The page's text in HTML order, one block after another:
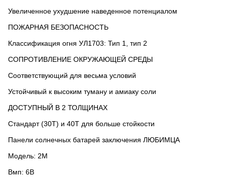
Увеличенное ухудшение наведенное потенциалом
ПОЖАРНАЯ БЕЗОПАСНОСТЬ
Классификация огня УЛ1703: Тип 1, тип 2
СОПРОТИВЛЕНИЕ ОКРУЖАЮЩЕЙ СРЕДЫ
Соответствующий для весьма условий
Устойчивый к высоким туману и амиаку соли
ДОСТУПНЫЙ В 2 ТОЛЩИНАХ
Стандарт (30Т) и 40Т для больше стойкости
Панели солнечных батарей заключения ЛЮБИМЦА
Модель: 2М
Вмп: 6В